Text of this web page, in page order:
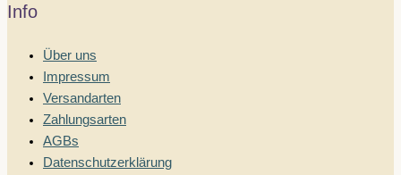
Info
Über uns
Impressum
Versandarten
Zahlungsarten
AGBs
Datenschutzerklärung